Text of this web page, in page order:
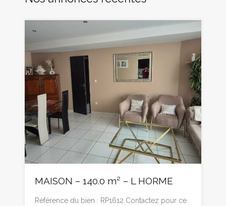
MAISON – 140.0 m² – L HORME
Référence du bien : RP1612 Contactez pour ce